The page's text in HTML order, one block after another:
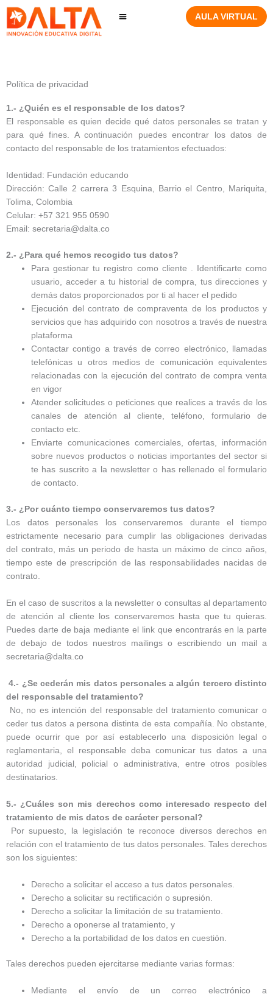
contenido
AULA VIRTUAL
Política de privacidad
1.- ¿Quién es el responsable de los datos?
El responsable es quien decide qué datos personales se tratan y
para qué fines. A continuación puedes encontrar los datos de
contacto del responsable de los tratamientos efectuados:
Identidad: Fundación educando
Dirección: Calle 2 carrera 3 Esquina, Barrio el Centro, Mariquita,
Tolima, Colombia
Celular: +57 321 955 0590
Email: secretaria@dalta.co
2.- ¿Para qué hemos recogido tus datos?
Para gestionar tu registro como cliente . Identificarte como
usuario, acceder a tu historial de compra, tus direcciones y
demás datos proporcionados por ti al hacer el pedido
Ejecución del contrato de compraventa de los productos y
servicios que has adquirido con nosotros a través de nuestra
plataforma
Contactar contigo a través de correo electrónico, llamadas
telefónicas u otros medios de comunicación equivalentes
relacionadas con la ejecución del contrato de compra venta
en vigor
Atender solicitudes o peticiones que realices a través de los
canales de atención al cliente, teléfono, formulario de
contacto etc.
Enviarte comunicaciones comerciales, ofertas, información
sobre nuevos productos o noticias importantes del sector si
te has suscrito a la newsletter o has rellenado el formulario
de contacto.
3.- ¿Por cuánto tiempo conservaremos tus datos?
Los datos personales los conservaremos durante el tiempo
estrictamente necesario para cumplir las obligaciones derivadas
del contrato, más un periodo de hasta un máximo de cinco años,
tiempo este de prescripción de las responsabilidades nacidas de
contrato.
En el caso de suscritos a la newsletter o consultas al departamento
de atención al cliente los conservaremos hasta que tu quieras.
Puedes darte de baja mediante el link que encontrarás en la parte
de debajo de todos nuestros mailings o escribiendo un mail a
secretaria@dalta.co
4.- ¿Se cederán mis datos personales a algún tercero distinto
del responsable del tratamiento?
No, no es intención del responsable del tratamiento comunicar o
ceder tus datos a persona distinta de esta compañía. No obstante,
puede ocurrir que por así establecerlo una disposición legal o
reglamentaria, el responsable deba comunicar tus datos a una
autoridad judicial, policial o administrativa, entre otros posibles
destinatarios.
5.- ¿Cuáles son mis derechos como interesado respecto del
tratamiento de mis datos de carácter personal?
Por supuesto, la legislación te reconoce diversos derechos en
relación con el tratamiento de tus datos personales. Tales derechos
son los siguientes:
Derecho a solicitar el acceso a tus datos personales.
Derecho a solicitar su rectificación o supresión.
Derecho a solicitar la limitación de su tratamiento.
Derecho a oponerse al tratamiento, y
Derecho a la portabilidad de los datos en cuestión.
Tales derechos pueden ejercitarse mediante varias formas:
Mediante el envío de un correo electrónico a